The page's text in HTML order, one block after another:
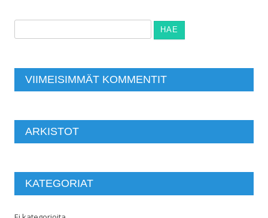
VIIMEISIMMÄT KOMMENTIT
ARKISTOT
KATEGORIAT